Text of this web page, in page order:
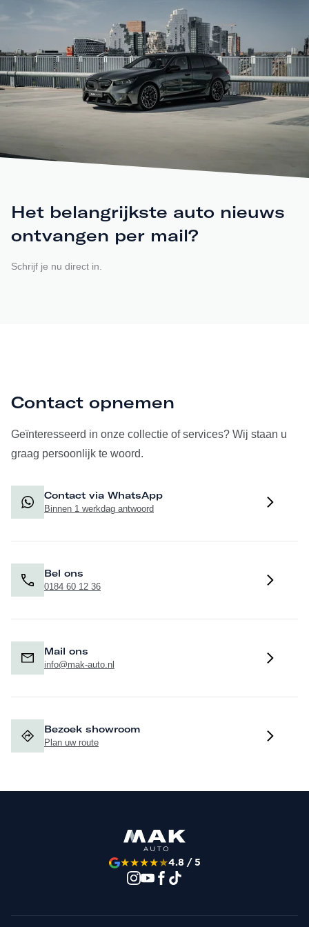
Het belangrijkste auto nieuws
ontvangen per mail?
Schrijf je nu direct in.
Contact opnemen
Geïnteresseerd in onze collectie of services? Wij staan u
graag persoonlijk te woord.
Contact via WhatsApp
Binnen 1 werkdag antwoord
Bel ons
0184 60 12 36
Mail ons
info@mak-auto.nl
Bezoek showroom
Plan uw route
★★★★★4.8 / 5